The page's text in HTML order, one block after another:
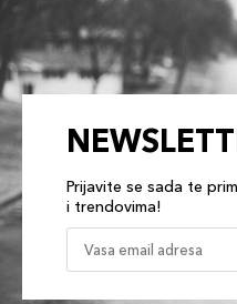
Prijavite se sada te
i trendovima!